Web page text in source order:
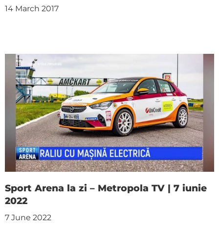
14 March 2017
Sport Arena la zi – Metropola TV | 7 iunie
2022
7 June 2022